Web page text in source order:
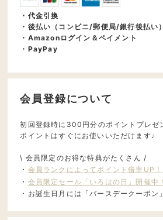
・代金引換
・後払い（コンビニ/郵便局/銀行後払い）
・Amazonログイン＆ペイメント
・PayPay
会員登録について
初回登録時に300円分のポイントプレゼ
ポイントはすぐにお使いいただけます♩
\ 会員限定のお得な特典がたくさん /
・ 会員ランクによってポイント倍率UP！
・ 会員限定セール「いろはの日」開催中！
・お誕生日月には「バースデークーポン